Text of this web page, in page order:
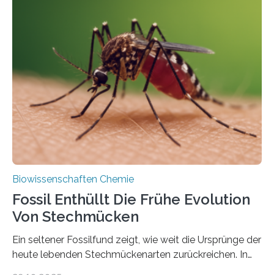
Grünalgen, die vor Hunderten von Millionen Jahren
lebten. Unter den Vorfahren sticht eine Gruppe heraus,
die noch heute in der Natur vorkommt: die
Süßwasseralge Coleochaetophyceae. Einige Arten
dieser Gruppe bilden aus Zellfäden dichte Geflechte
mit scheibenförmiger Gestalt. Was auffällig ist: Die
nächsten…
Biowissenschaften Chemie
Fossil Enthüllt Die Frühe Evolution
Von Stechmücken
Ein seltener Fossilfund zeigt, wie weit die Ursprünge der
heute lebenden Stechmückenarten zurückreichen. In